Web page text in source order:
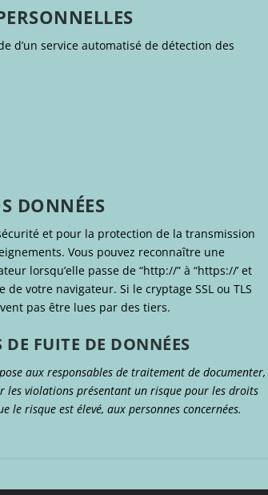
d’un service automatisé de détection des
DONNÉES
et pour la protection de la transmission
Vous pouvez reconnaître une
lorsqu’elle passe de “http://” à “https://’ et
de votre navigateur. Si le cryptage SSL ou TLS
pas être lues par des tiers.
FUITE DE DONNÉES
aux responsables de traitement de documenter,
les violations présentant un risque pour les droits
le risque est élevé, aux personnes concernées.